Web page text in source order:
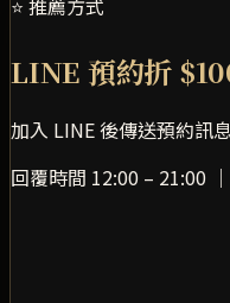
LINE 預約折
加入 LINE 後傳送預約訊息
回覆時間 12:00 – 21:00